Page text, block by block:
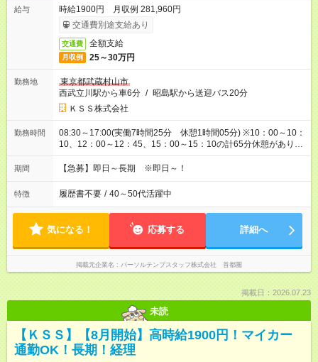
給与
時給1900円 月収例 281,960円
交通費別途支給あり
交通費 全額支給
月収例 25～30万円
勤務地
東京都武蔵村山市
西武立川駅から車6分 / 昭島駅から送迎バス20分
ＫＳＳ株式会社
勤務時間
08:30～17:00(実働7時間25分 休憩1時間05分) ※10：00～10：
10、12：00～12：45、15：00～15：10の計65分休憩がありま
す
期間 【急募】即日～長期 ※即日～！
特徴 履歴書不要 / 40～50代活躍中
気になる！ 応募する 詳細へ
掲載元企業名 パーソルテンプスタッフ株式会社 首都圏
掲載日：2026.07.23
未読
【ＫＳＳ】【8月開始】高時給1900円！マイカー
通勤OK！長期！経理